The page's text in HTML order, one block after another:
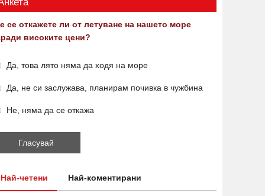
пост в Пловдив
22.07.2019 6857
се откажете ли от летуване на нашето море
високите цени?
Да, това лято няма да ходя на море
Да, не си заслужава, планирам почивка в чужбина
Не, няма да се откажа
Най-четени Най-коментирани